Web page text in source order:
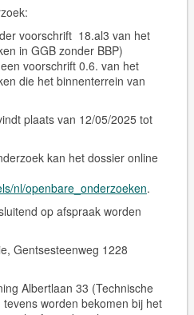
voorschrift 18.al3 van het
in GGB zonder BBP)
voorschrift 0.6. van het
die het binnenterrein van
plaats van 12/05/2025 tot
kan het dossier online
nl/openbare_onderzoeken.
op afspraakworden
Gentsesteenweg 1228
Albertlaan 33 (Technische
worden bekomen bij het